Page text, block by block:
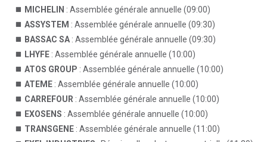
MICHELIN : Assemblée générale annuelle (09:00)
ASSYSTEM : Assemblée générale annuelle (09:30)
BASSAC SA : Assemblée générale annuelle (09:30)
LHYFE : Assemblée générale annuelle (10:00)
ATOS GROUP : Assemblée générale annuelle (10:00)
ATEME : Assemblée générale annuelle (10:00)
CARREFOUR : Assemblée générale annuelle (10:00)
EXOSENS : Assemblée générale annuelle (10:00)
TRANSGENE : Assemblée générale annuelle (11:00)